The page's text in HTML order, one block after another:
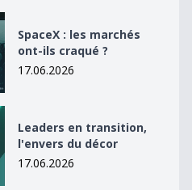
ils craqué ?
SpaceX : les marchés
ont-ils craqué ?
17.06.2026
du décor
Leaders en transition,
l'envers du décor
17.06.2026